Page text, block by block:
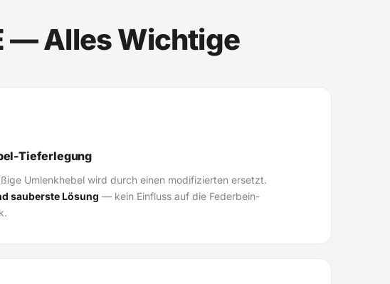
— Alles Wichtige
Tieferlegung
Umlenkhebel wird durch einen modifizierten ersetzt.
sauberste Lösung — kein Einfluss auf die Federbein-